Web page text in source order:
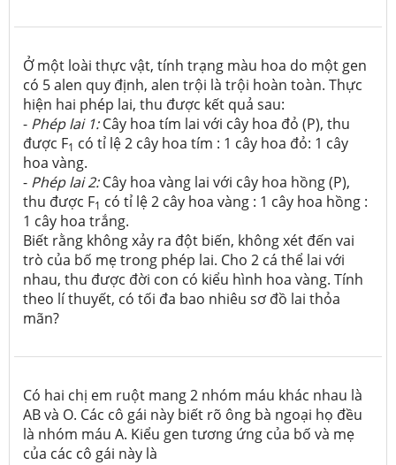
Ở một loài thực vật, tính trạng màu hoa do một gen
có 5 alen quy định, alen trội là trội hoàn toàn. Thực
hiện hai phép lai, thu được kết quả sau:
- Phép lai 1:Cây hoa tím lai với cây hoa đỏ (P), thu
được F1 có tỉ lệ 2 cây hoa tím : 1 cây hoa đỏ: 1 cây
hoa vàng.
- Phép lai 2:Cây hoa vàng lai với cây hoa hồng (P),
thu được F1 có tỉ lệ 2 cây hoa vàng : 1 cây hoa hồng :
1 cây hoa trắng.
Biết rằng không xảy ra đột biến, không xét đến vai
trò của bố mẹ trong phép lai. Cho 2 cá thể lai với
nhau, thu được đời con có kiểu hình hoa vàng. Tính
theo lí thuyết, có tối đa bao nhiêu sơ đồ lai thỏa
mãn?
Có hai chị em ruột mang 2 nhóm máu khác nhau là
AB và O. Các cô gái này biết rõ ông bà ngoại họ đều
là nhóm máu A. Kiểu gen tương ứng của bố và mẹ
của các cô gái này là